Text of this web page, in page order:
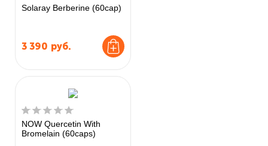
Solaray Berberine (60cap)
3 390 руб.
NOW Quercetin With
Bromelain (60caps)